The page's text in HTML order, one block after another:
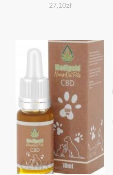
27,10zł